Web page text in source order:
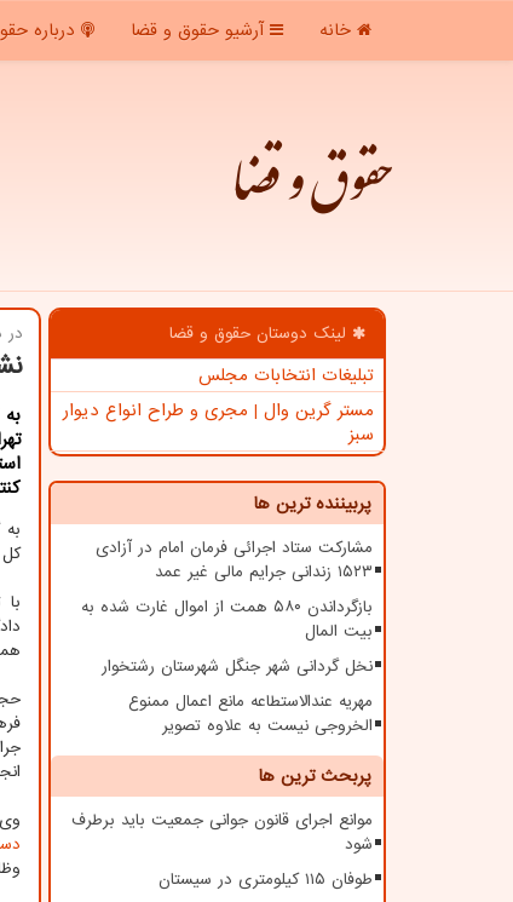
خانه آرشیو حقوق و قضا درباره
حقوق و قضا
لینک دوستان حقوق و قضا
تبلیغات انتخابات مجلس
مستر گرین وال | مجری و طراح انواع دیوار
سبز
پربیننده ترین ها
مشارکت ستاد اجرائی فرمان امام در آزادی
۱۵۲۳ زندانی جرایم مالی غیر عمد
بازگرداندن ۵۸۰ همت از اموال غارت شده به
بیت المال
نخل گردانی شهر جنگل شهرستان رشتخوار
مهریه عندالاستطاعه مانع اعمال ممنوع
الخروجی نیست به علاوه تصویر
پربحث ترین ها
موانع اجرای قانون جوانی جمعیت باید برطرف
شود
طوفان ۱۱۵ کیلومتری در سیستان
در
کل